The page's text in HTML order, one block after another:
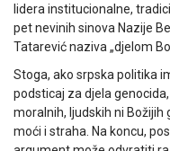
lidera institucionalne,
pet nevinih sinova Nazije
Tatarević naziva „djelom
Stoga, ako srpska politika
podsticaj za djela
moralnih, ljudskih ni Božijih
moći i straha. Na koncu,